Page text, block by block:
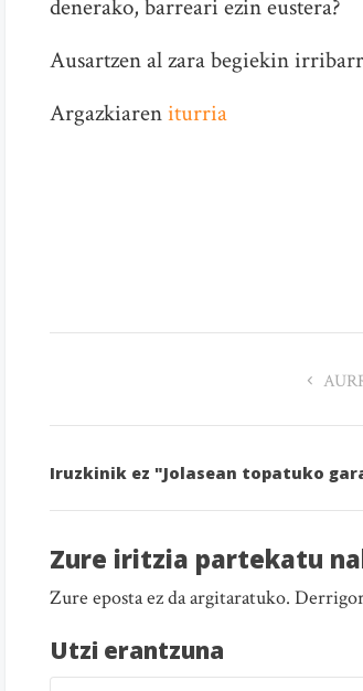
denerako, barreari ezin eustera?
Ausartzen al zara begiekin
Argazkiareniturria
Iruzkinik ez "Jolasean topatuko
Zure iritzia partekatu
Zure eposta ez da argitaratuko.
Utzi erantzuna